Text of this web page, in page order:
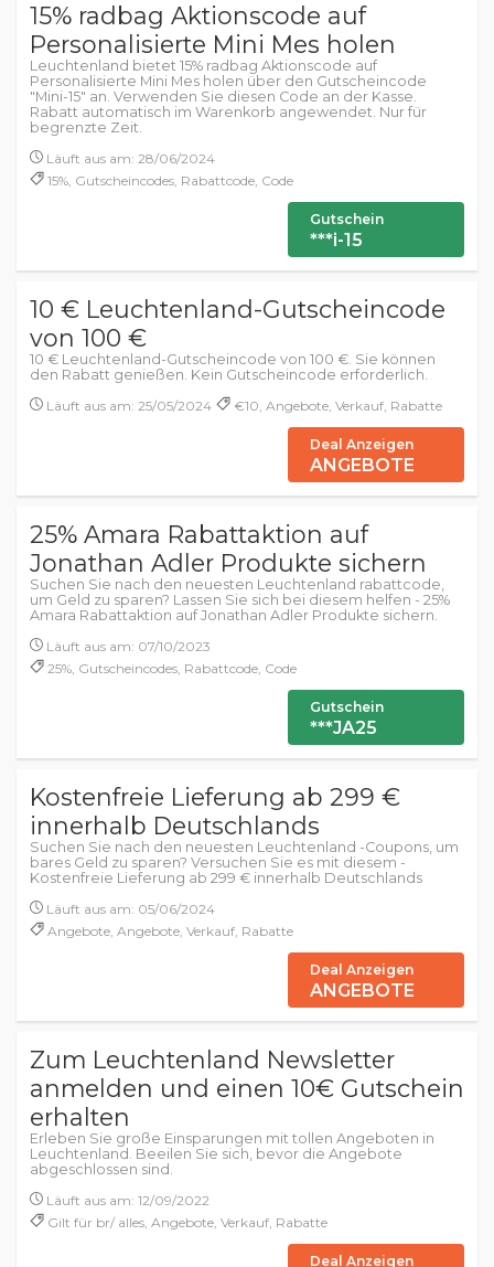
15% radbag Aktionscode auf
Personalisierte Mini Mes holen
Leuchtenland bietet 15% radbag Aktionscode auf
Personalisierte Mini Mes holen über den Gutscheincode
"Mini-15" an. Verwenden Sie diesen Code an der Kasse.
Rabatt automatisch im Warenkorb angewendet. Nur für
begrenzte Zeit.
Läuft aus am: 28/06/2024
15%, Gutscheincodes, Rabattcode, Code
Gutschein
***i-15
10 € Leuchtenland-Gutscheincode
von 100 €
10 € Leuchtenland-Gutscheincode von 100 €. Sie können
den Rabatt genießen. Kein Gutscheincode erforderlich.
Läuft aus am: 25/05/2024
€10, Angebote, Verkauf, Rabatte
Deal Anzeigen
ANGEBOTE
25% Amara Rabattaktion auf
Jonathan Adler Produkte sichern
Suchen Sie nach den neuesten Leuchtenland rabattcode,
um Geld zu sparen? Lassen Sie sich bei diesem helfen - 25%
Amara Rabattaktion auf Jonathan Adler Produkte sichern.
Läuft aus am: 07/10/2023
25%, Gutscheincodes, Rabattcode, Code
Gutschein
***JA25
Kostenfreie Lieferung ab 299 €
innerhalb Deutschlands
Suchen Sie nach den neuesten Leuchtenland -Coupons, um
bares Geld zu sparen? Versuchen Sie es mit diesem -
Kostenfreie Lieferung ab 299 € innerhalb Deutschlands
Läuft aus am: 05/06/2024
Angebote, Angebote, Verkauf, Rabatte
Deal Anzeigen
ANGEBOTE
Zum Leuchtenland Newsletter
anmelden und einen 10€ Gutschein
erhalten
Erleben Sie große Einsparungen mit tollen Angeboten in
Leuchtenland. Beeilen Sie sich, bevor die Angebote
abgeschlossen sind.
Läuft aus am: 12/09/2022
Gilt für br/ alles, Angebote, Verkauf, Rabatte
Deal Anzeigen